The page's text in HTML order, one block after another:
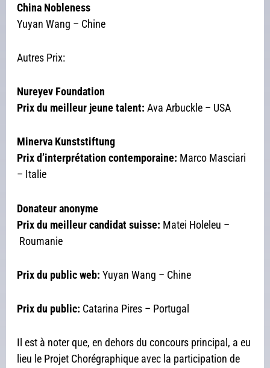
China Nobleness
Yuyan Wang – Chine
Autres Prix:
Nureyev Foundation
Prix du meilleur jeune talent:Ava Arbuckle – USA
Minerva Kunststiftung
Prix d’interprétation contemporaine: Marco Masciari
– Italie
Donateur anonyme
Prix du meilleur candidat suisse: Matei Holeleu –
Roumanie
Prix du public web:Yuyan Wang – Chine
Prix du public: Catarina Pires – Portugal
Il est à noter que, en dehors du concours principal, a eu
lieu le Projet Chorégraphique avec la participation de